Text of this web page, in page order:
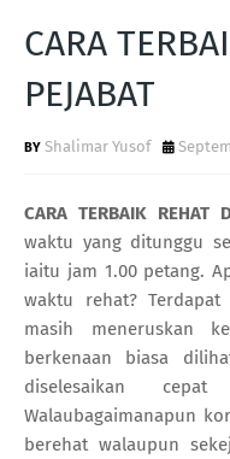
CARA
PEJABAT
Shalimar Yusof
CARA TERBAIK REHAT
waktu yang ditunggu
iaitu jam 1.00 petang.
waktu rehat?
masih meneruskan
berkenaan biasa
diselesaikan
Walaubagaimanapun
berehat walaupun